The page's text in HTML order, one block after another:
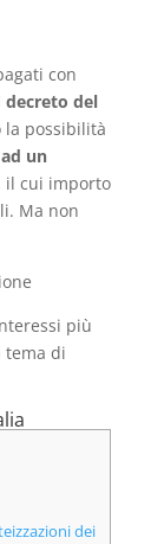
con
decreto del
possibilità
un
il cui importo
Ma non
più
tema di
dei